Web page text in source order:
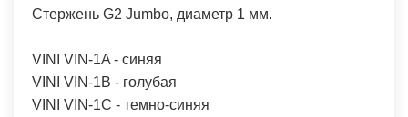
Стержень G2 Jumbo, диаметр 1 мм.
VINI VIN-1A - синяя
VINI VIN-1B - голубая
VINI VIN-1C - темно-синяя